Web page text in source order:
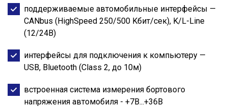
поддерживаемые автомобильные интерфейсы —
CANbus (HighSpeed 250/500 Kбит/сек), K/L-Line
(12/24В)
интерфейсы для подключения к компьютеру —
USB, Bluetooth (Class 2, до 10м)
встроенная система измерения бортового
напряжения автомобиля - +7В...+36В